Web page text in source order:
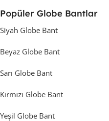
Popüler Globe Bantlar
Siyah Globe Bant
Beyaz Globe Bant
Sarı Globe Bant
Kırmızı Globe Bant
Yeşil Globe Bant